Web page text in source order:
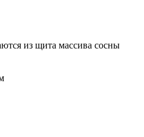
из щита массива сосны